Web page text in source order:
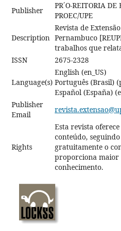
Publisher
PR´O-REITORIA
PROEC/UPE
Description
Revista de
Pernambuco
trabalhos que
ISSN
2675-2328
Language(s)
English (en_US)
Português (Brasil)
Español (España)
Publisher
Email
Rights
Esta revista
conteúdo,
gratuitamente o
proporciona maior
conhecimento.